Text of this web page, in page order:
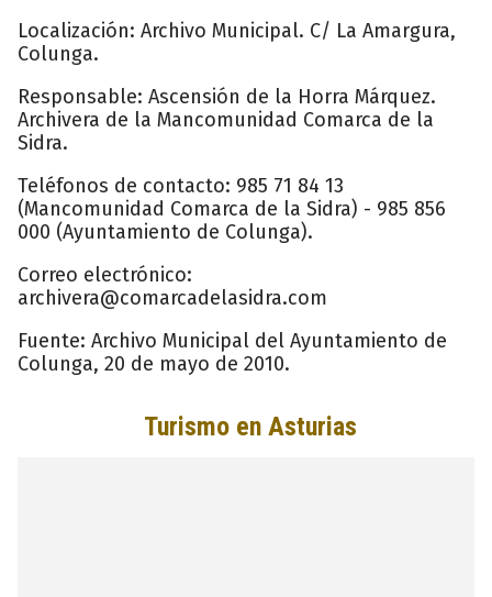
Localización: Archivo Municipal. C/ La Amargura,
Colunga.
Responsable: Ascensión de la Horra Márquez.
Archivera de la Mancomunidad Comarca de la
Sidra.
Teléfonos de contacto: 985 71 84 13
(Mancomunidad Comarca de la Sidra) - 985 856
000 (Ayuntamiento de Colunga).
Correo electrónico:
archivera@comarcadelasidra.com
Fuente: Archivo Municipal del Ayuntamiento de
Colunga, 20 de mayo de 2010.